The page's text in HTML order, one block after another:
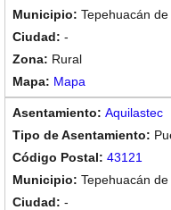
Tepehuacán
-
Rural
Mapa
Aquilastec
43121
Tepehuacán
-